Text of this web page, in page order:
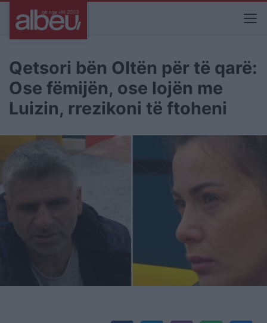
Qetsori bën Oltën për të qarë:
Ose fëmijën, ose lojën me
Luizin, rrezikoni të ftoheni